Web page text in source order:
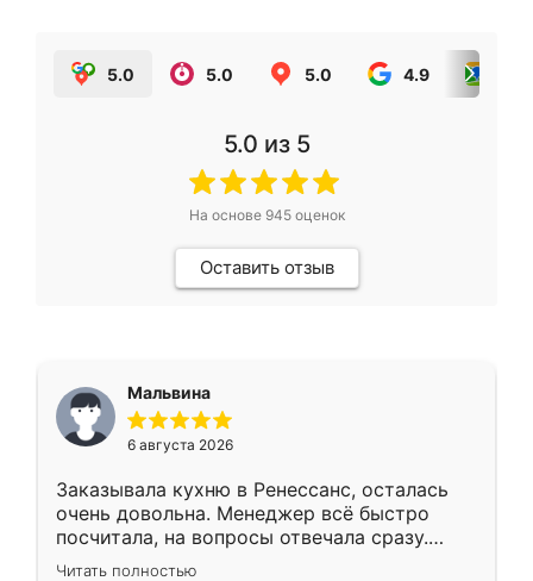
5.0 5.0 5.0 4.9
5.0 из 5
На основе 945оценок
Оставить отзыв
Мальвина
6 августа 2026
Заказывала кухню в Ренессанс, осталась
очень довольна. Менеджер всё быстро
посчитала, на вопросы отвечала сразу.
Замерщик приехал в субботу, подошёл к
Читать полностью